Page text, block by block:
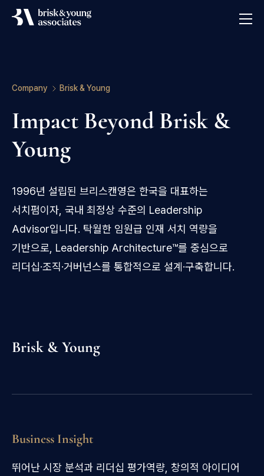
Company Brisk & Young
Impact Beyond Brisk &
Young
1996년 설립된 브리스캔영은 한국을 대표하는
서치펌이자, 국내 최정상 수준의 Leadership
Advisor입니다. 탁월한 임원급 인재 서치 역량을
기반으로, Leadership Architecture™를 중심으로
리더십·조직·거버넌스를 통합적으로 설계·구축합니다.
Brisk & Young
Business Insight
뛰어난 시장 분석과 리더십 평가역량, 창의적 아이디어​